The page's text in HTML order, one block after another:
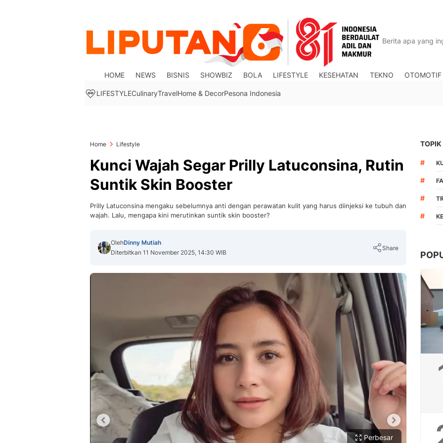
HOME NEWS BISNIS SHOWBIZ BOLA LIFESTYLE KESEHATAN TEKNO OTOMOTIF
LIFESTYLECulinaryTravelHome & DecorPesona Indonesia
Home Lifestyle
Kunci Wajah Segar Prilly Latuconsina, Rutin
Suntik Skin Booster
Prilly Latuconsina mengaku sebelumnya anti dengan perawatan kulit yang harus diinjeksi ke tubuh dan
wajah. Lalu, mengapa kini merutinkan suntik skin booster?
OlehDinny Mutiah
Diterbitkan 11 November 2025, 14:30 WIB
Share
Copy Link
Perbesar
TOPIK
#
#
#
#